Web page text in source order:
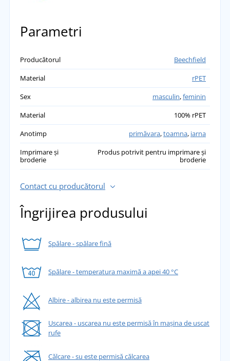
Parametri
Producătorul
Beechfield
Material
rPET
Sex
masculin,feminin
Material
100% rPET
Anotimp
primăvara,toamna, iarna
Imprimare și
broderie
Produs potrivit pentru imprimare și
broderie
Contact cu producătorul
Îngrijirea produsului
Spălare - spălare fină
Spălare - temperatura maximă a apei 40 °C
Albire - albirea nu este permisă
Uscarea - uscarea nu este permisă în mașina de uscat
rufe
Călcare - su este permisă călcarea